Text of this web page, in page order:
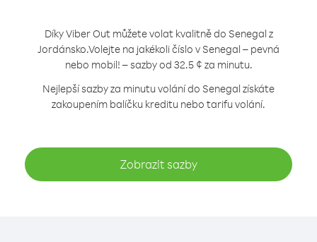
Díky Viber Out můžete volat kvalitně do Senegal z
Jordánsko.Volejte na jakékoli číslo v Senegal – pevná
nebo mobil! – sazby od 32.5 ¢ za minutu.
Nejlepší sazby za minutu volání do Senegal získáte
zakoupením balíčku kreditu nebo tarifu volání.
Zobrazit sazby